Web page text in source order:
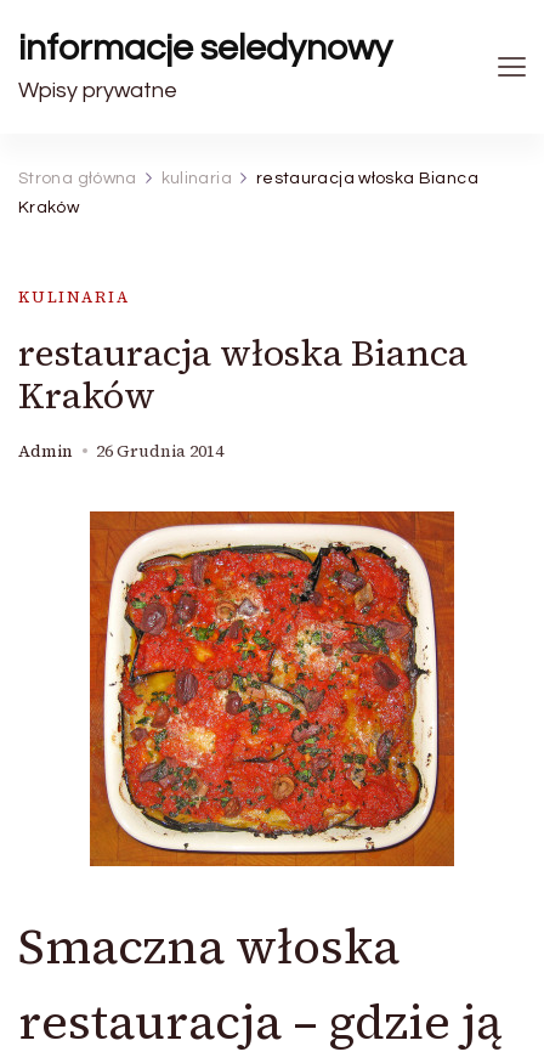
informacje seledynowy
Wpisy prywatne
Strona główna kulinaria
restauracja włoska Bianca
Kraków
KULINARIA
restauracja włoska Bianca
Kraków
Admin 26 Grudnia 2014
Smaczna włoska
restauracja – gdzie ją